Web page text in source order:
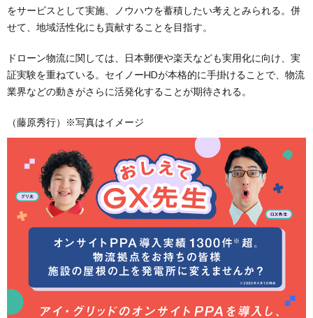
をサービスとして実施、ノウハウを蓄積したい考えとみられる。併
せて、地域活性化にも貢献することを目指す。
ドローン物流に関しては、日本郵便や楽天なども実用化に向け、実
証実験を重ねている。セイノーHDが本格的に手掛けることで、物流
業界などの動きがさらに活発化することが期待される。
（藤原秀行）※写真はイメージ